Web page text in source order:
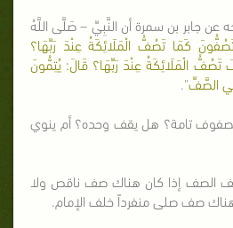
جابر بن سمرة أن النَّبِيِّ – صَلَّى اللَّهُ
كَمَا تَصُفُّ الْمَلَائِكَةُ عِنْدَ رَبِّهَا؟
تَصُفُّ الْمَلَائِكَةُ عِنْدَ رَبِّهَا؟ قَالَ: يُتِمُّونَ
الصَّفِّ".
تامة؟ هل يقف وحده؟ أم ينوي
الصف إذا كان هناك صف ناقص ولا
صف صلى منفرداً خلف الإمام.